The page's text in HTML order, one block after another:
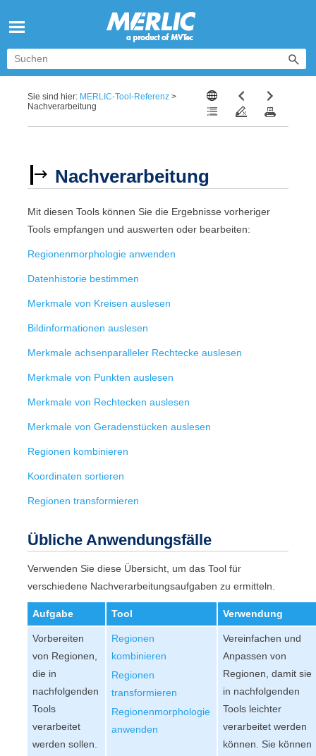
Sie sind hier: MERLIC-Tool-Referenz >
Nachverarbeitung
Nachverarbeitung
Mit diesen Tools können Sie die Ergebnisse vorheriger
Tools empfangen und auswerten oder bearbeiten:
Regionenmorphologie anwenden
Datenhistorie bestimmen
Merkmale von Kreisen auslesen
Bildinformationen auslesen
Merkmale achsenparalleler Rechtecke auslesen
Merkmale von Punkten auslesen
Merkmale von Rechtecken auslesen
Merkmale von Geradenstücken auslesen
Regionen kombinieren
Koordinaten sortieren
Regionen transformieren
Übliche Anwendungsfälle
Verwenden Sie diese Übersicht, um das Tool für
verschiedene Nachverarbeitungsaufgaben zu ermitteln.
Aufgabe Tool Verwendung
Vorbereiten
von Regionen,
die in
nachfolgenden
Tools
verarbeitet
werden sollen.
Regionen
kombinieren
Regionen
transformieren
Regionenmorphologie
anwenden
Vereinfachen und
Anpassen von
Regionen, damit sie
in nachfolgenden
Tools leichter
verarbeitet werden
können. Sie können